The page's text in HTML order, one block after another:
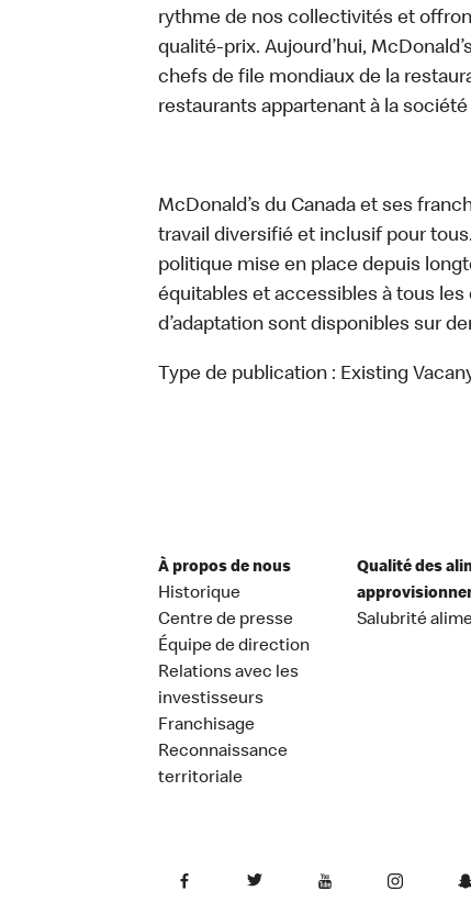
rythme de nos collectivités et
qualité-prix. Aujourd’hui,
chefs de file mondiaux de la
restaurants appartenant à la
McDonald’s du Canada et ses
travail diversifié et inclusif pour
politique mise en place depuis
équitables et accessibles à tous
d’adaptation sont disponibles sur
Type de publication : Existing
À propos de nous
Historique
Centre de presse
Équipe de direction
Relations avec les
investisseurs
Franchisage
Reconnaissance
territoriale
Qualité des
Salubrité